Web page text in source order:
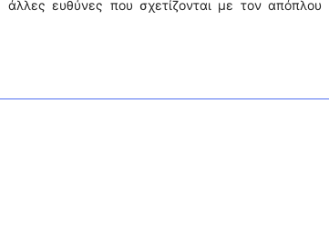
άλλες ευθύνες που σχετίζονται με τον απόπλου